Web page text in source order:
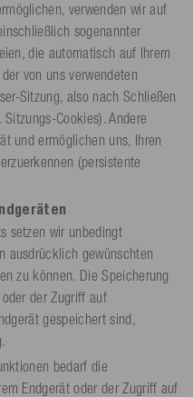
verwenden wir auf
sogenannter
die automatisch auf Ihrem
von uns verwendeten
Sitzung, also nach Schließen
Cookies). Andere
und ermöglichen uns, Ihren
(persistente
setzen wir unbedingt
ausdrücklich gewünschten
zu können. Die Speicherung
der Zugriff auf
gespeichert sind,
bedarf die
Endgerät oder der Zugriff auf